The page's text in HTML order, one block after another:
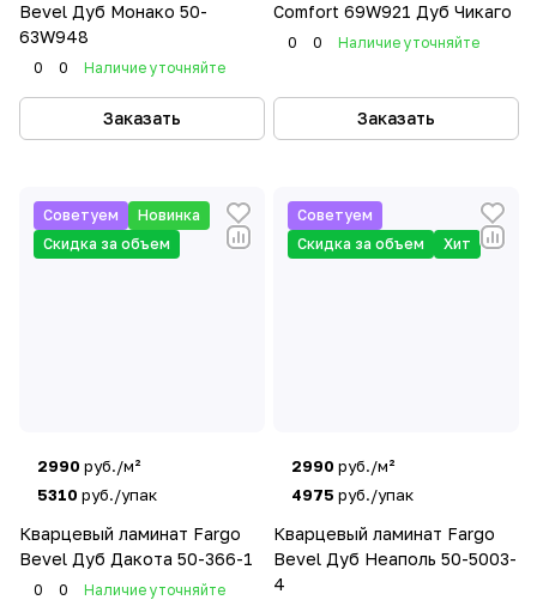
Bevel Дуб Монако 50-
63W948
0 0 Наличие уточняйте
Заказать
Comfort 69W921 Дуб Чикаго
0 0 Наличие уточняйте
Заказать
Советуем
Новинка
Скидка за объем
2990 руб./м²
5310 руб./упак
Кварцевый ламинат Fargo
Bevel Дуб Дакота 50-366-1
0 0 Наличие уточняйте
Советуем
Скидка за объем
Хит
2990 руб./м²
4975 руб./упак
Кварцевый ламинат Fargo
Bevel Дуб Неаполь 50-5003-
4